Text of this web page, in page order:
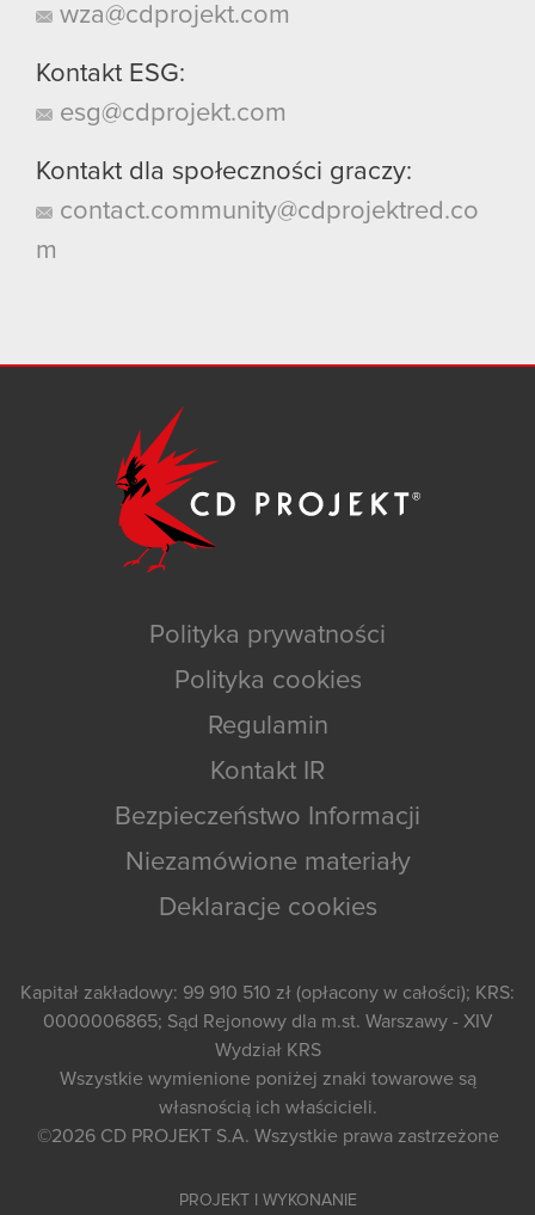
wza@cdprojekt.com
Kontakt ESG:
esg@cdprojekt.com
Kontakt dla społeczności graczy:
contact.community@cdprojektred.co
m
Polityka prywatności
Polityka cookies
Regulamin
Kontakt IR
Bezpieczeństwo Informacji
Niezamówione materiały
Deklaracje cookies
Kapitał zakładowy: 99 910 510 zł (opłacony w całości); KRS:
0000006865; Sąd Rejonowy dla m.st. Warszawy - XIV
Wydział KRS
Wszystkie wymienione poniżej znaki towarowe są
własnością ich właścicieli.
©2026 CD PROJEKT S.A. Wszystkie prawa zastrzeżone
PROJEKT I WYKONANIE